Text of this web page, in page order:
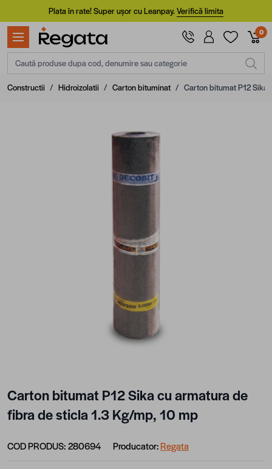
Mergi la ConținutPlata în rate! Super ușor cu Leanpay.Verifică limita
0
Caută produse dupa cod, denumire sau categorie
Constructii / Hidroizolatii / Carton bituminat / Carton bitumat P12
Carton bitumat P12 Sika cu armatura de
fibra de sticla 1.3 Kg/mp, 10 mp
COD PRODUS:280694 Producator:Regata